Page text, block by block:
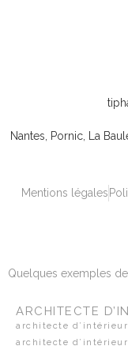
Nantes, Pornic, La
Mentions légales
Quelques exemples
ARCHITECTE
architecte
architecte